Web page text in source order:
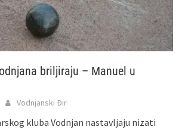
briljiraju – Manuel u
Vodnjanski Đir
kluba Vodnjan nastavljaju nizati